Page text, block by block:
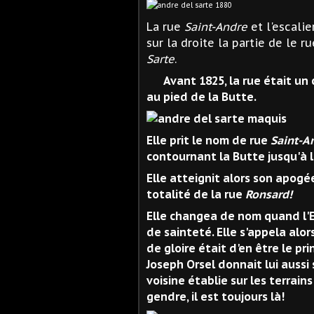
La rue Saint-Andre et
sur la droite la partie de le
Sarte.
Avant 1825, la rue était
au pied de la Butte.
Elle prit le nom de rue Saint-
contournant la Butte jusqu'à
Elle atteignit alors son
totalité de la rue Ronsard!
Elle changea de nom quand
de sainteté. Elle s'appela
de gloire était d'en être le
Joseph Orsel donnait lui
voisine établie sur les
gendre, il est toujours là!